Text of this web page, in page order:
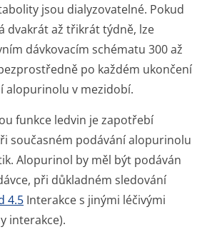
jsou dialyzovatelné. Pokud
dvakrát až třikrát týdně, lze
dávkovacím schématu 300 až
po každém ukončení
alopurinolu v mezidobí.
funkce ledvin je zapotřebí
současném podávání alopurinolu
Alopurinol by měl být podáván
při důkladném sledování
4.5 Interakce s jinými léčivými
interakce).